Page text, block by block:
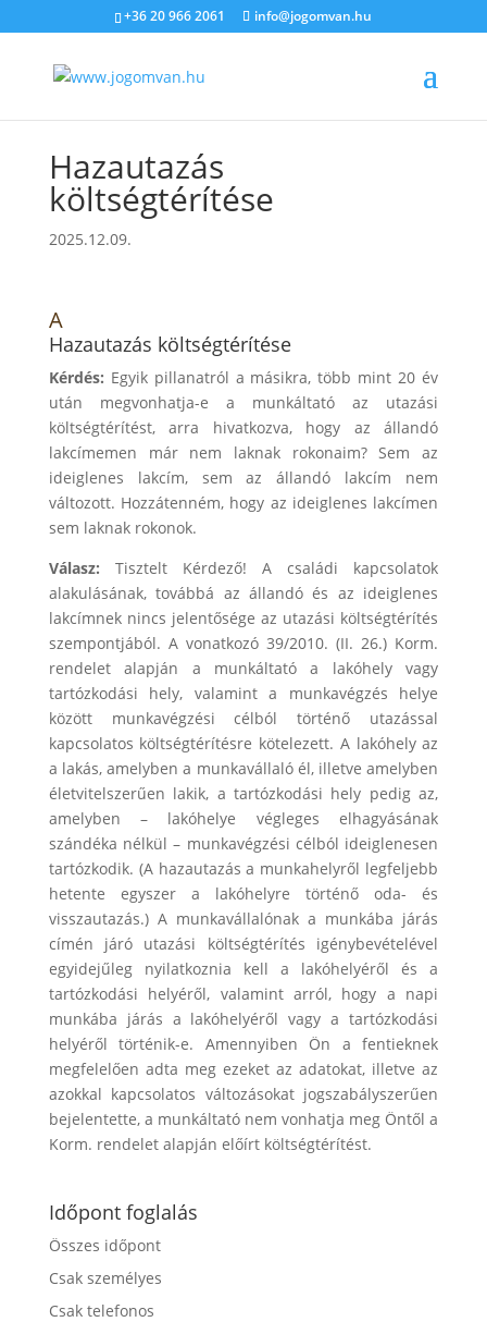
+36 20 966 2061 info@jogomvan.hu
Hazautazás
költségtérítése
2025.12.09.
A
Hazautazás költségtérítése
Kérdés: Egyik pillanatról a másikra, több mint 20 év
után megvonhatja-e a munkáltató az utazási
költségtérítést, arra hivatkozva, hogy az állandó
lakcímemen már nem laknak rokonaim? Sem az
ideiglenes lakcím, sem az állandó lakcím nem
változott. Hozzátenném, hogy az ideiglenes lakcímen
sem laknak rokonok.
Válasz: Tisztelt Kérdező! A családi kapcsolatok
alakulásának, továbbá az állandó és az ideiglenes
lakcímnek nincs jelentősége az utazási költségtérítés
szempontjából. A vonatkozó 39/2010. (II. 26.) Korm.
rendelet alapján a munkáltató a lakóhely vagy
tartózkodási hely, valamint a munkavégzés helye
között munkavégzési célból történő utazással
kapcsolatos költségtérítésre kötelezett. A lakóhely az
a lakás, amelyben a munkavállaló él, illetve amelyben
életvitelszerűen lakik, a tartózkodási hely pedig az,
amelyben – lakóhelye végleges elhagyásának
szándéka nélkül – munkavégzési célból ideiglenesen
tartózkodik. (A hazautazás a munkahelyről legfeljebb
hetente egyszer a lakóhelyre történő oda- és
visszautazás.) A munkavállalónak a munkába járás
címén járó utazási költségtérítés igénybevételével
egyidejűleg nyilatkoznia kell a lakóhelyéről és a
tartózkodási helyéről, valamint arról, hogy a napi
munkába járás a lakóhelyéről vagy a tartózkodási
helyéről történik-e. Amennyiben Ön a fentieknek
megfelelően adta meg ezeket az adatokat, illetve az
azokkal kapcsolatos változásokat jogszabályszerűen
bejelentette, a munkáltató nem vonhatja meg Öntől a
Korm. rendelet alapján előírt költségtérítést.
Időpont foglalás
Összes időpont
Csak személyes
Csak telefonos